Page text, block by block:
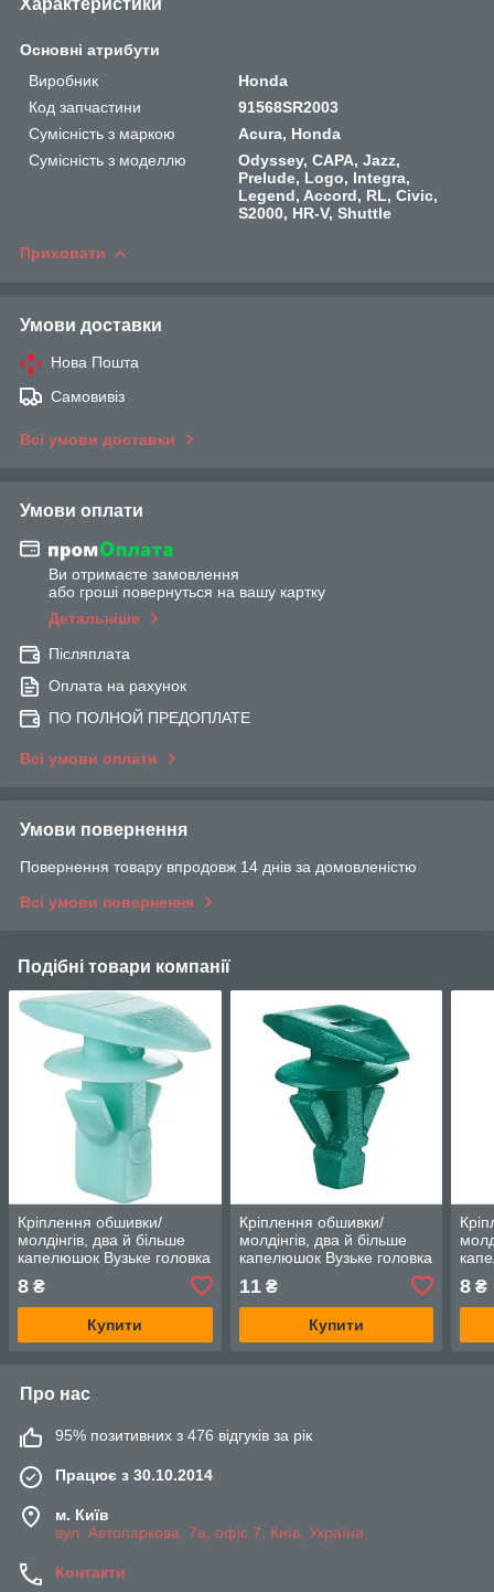
Основні атрибути
Виробник
Honda
Код запчастини
91568SR2003
Сумісність з маркою
Acura, Honda
Сумісність з моделлю
Odyssey, CAPA, Jazz,
Prelude, Logo, Integra,
Legend, Accord, RL, Civic,
S2000, HR-V, Shuttle
Приховати
Умови доставки
Нова Пошта
Самовивіз
Всі умови доставки
Умови оплати
Ви отримаєте замовлення
або гроші повернуться на вашу картку
Детальніше
Післяплата
Оплата на рахунок
ПО ПОЛНОЙ ПРЕДОПЛАТЕ
Всі умови оплати
Умови повернення
Повернення товару впродовж 14 днів за домовленістю
Всі умови повернення
Подібні товари компанії
Кріплення обшивки/
молдінгів, два й більше
капелюшок Вузьке головка
8 ₴
Купити
Кріплення обшивки/
молдінгів, два й більше
капелюшок Вузьке головка
11₴
Купити
8 ₴
Про нас
95% позитивних з 476 відгуків за рік
Працює з 30.10.2014
м. Київ
вул. Автопаркова, 7а, офіс 7, Київ, Україна
Контакти